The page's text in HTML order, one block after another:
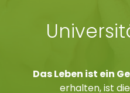
Geschenk. Es gesund zu
die Aufgabe der Medizin.